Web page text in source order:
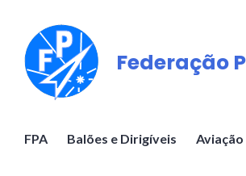
content
Federação
FPA Balões e Dirigíveis Aviação